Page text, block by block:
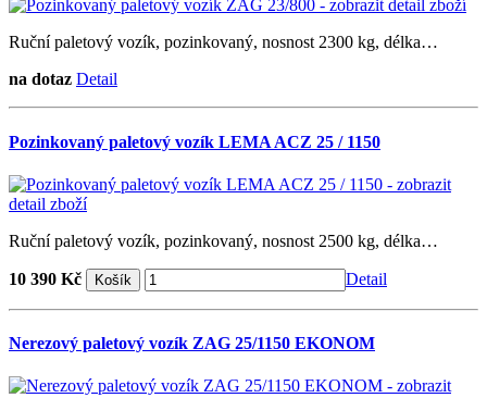
Ruční paletový vozík, pozinkovaný, nosnost 2300 kg, délka…
na dotaz Detail
Pozinkovaný paletový vozík LEMA ACZ 25 / 1150
Ruční paletový vozík, pozinkovaný, nosnost 2500 kg, délka…
10 390 Kč Detail
Nerezový paletový vozík ZAG 25/1150 EKONOM